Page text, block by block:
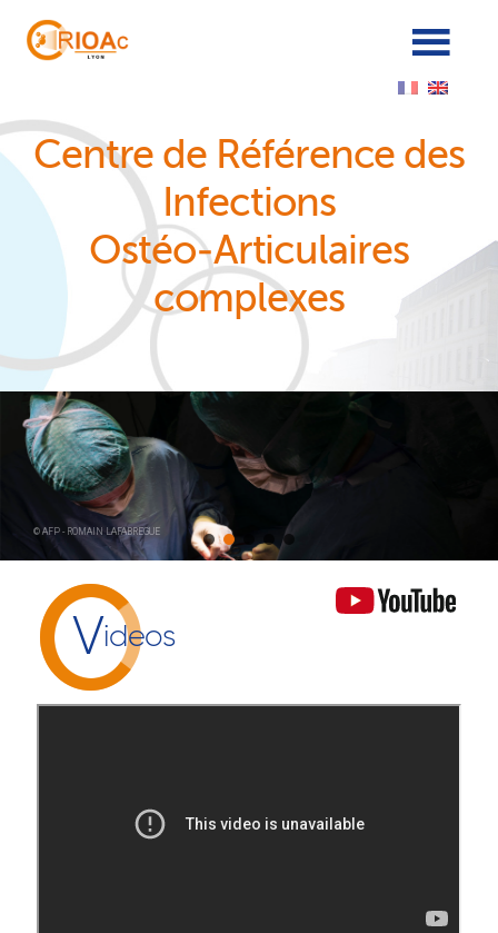
Centre de Référence des
Infections
Ostéo‑Articulaires
complexes
© AFP - ROMAIN LAFABREGUE
Videos
Cookies management panel